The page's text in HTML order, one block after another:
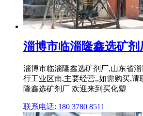
淄博市临淄隆鑫选矿剂
淄博市临淄隆鑫选矿剂厂,山东省
行工业区南,主要经营,,如需购买,请
隆鑫选矿剂厂 欢迎来到买化塑
联系电话: 180 3780 8511